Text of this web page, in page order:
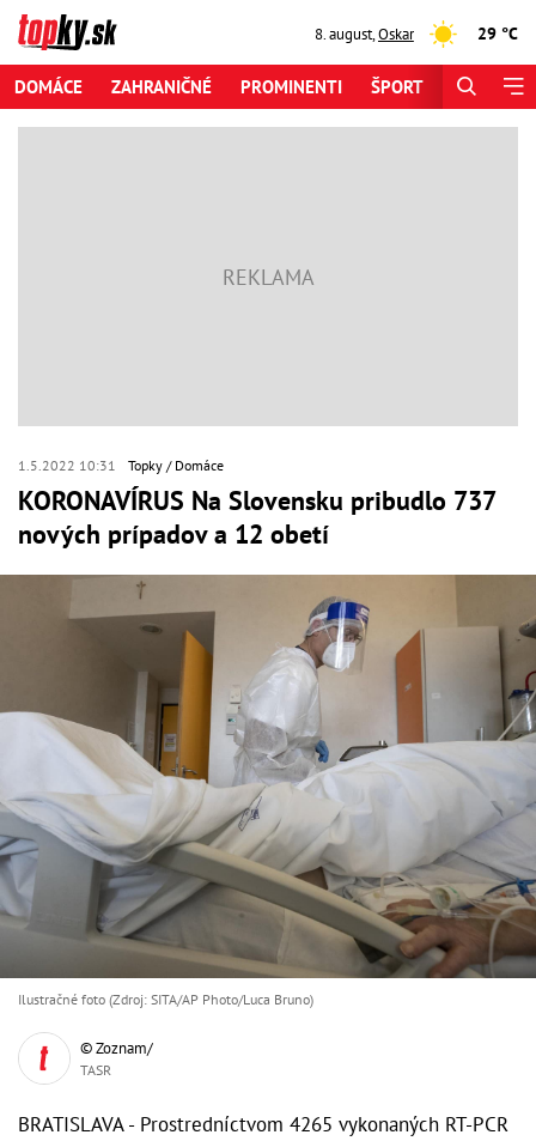
8. august,Oskar 29 °C
DOMÁCE ZAHRANIČNÉ PROMINENTI ŠPORT
1.5.2022 10:31 Topky Domáce
KORONAVÍRUS Na Slovensku pribudlo 737
nových prípadov a 12 obetí
Ilustračné foto (Zdroj: SITA/AP Photo/Luca Bruno)
© Zoznam/
TASR
BRATISLAVA - Prostredníctvom 4265 vykonaných RT-PCR